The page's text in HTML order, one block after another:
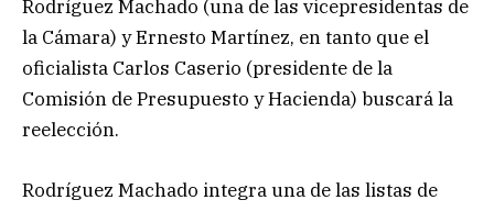
Rodríguez Machado (una de las vicepresidentas de
la Cámara) y Ernesto Martínez, en tanto que el
oficialista Carlos Caserio (presidente de la
Comisión de Presupuesto y Hacienda) buscará la
reelección.
Rodríguez Machado integra una de las listas de